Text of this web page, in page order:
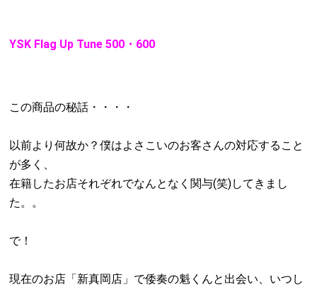
YSK Flag Up Tune 500・600
この商品の秘話・・・・
以前より何故か？僕はよさこいのお客さんの対応すること
が多く、
在籍したお店それぞれでなんとなく関与(笑)してきまし
た。。
で！
現在のお店「新真岡店」で倭奏の魁くんと出会い、いつし